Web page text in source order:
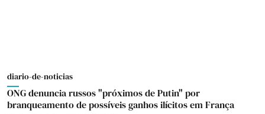
diario-de-noticias
ONG denuncia russos "próximos de Putin" por
branqueamento de possíveis ganhos ilícitos em França